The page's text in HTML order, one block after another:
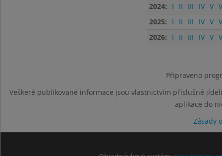
2024:
I II III IV V
2025:
I II III IV V
2026:
I II III IV V
Připraveno
Veškeré publikované informace jsou vlastnictvím příslušné
aplikace do
Zásady